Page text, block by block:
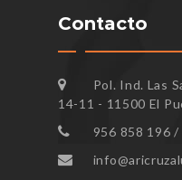
Contacto
Pol. Ind. Las
14-11 - 11500 El
956 858 196